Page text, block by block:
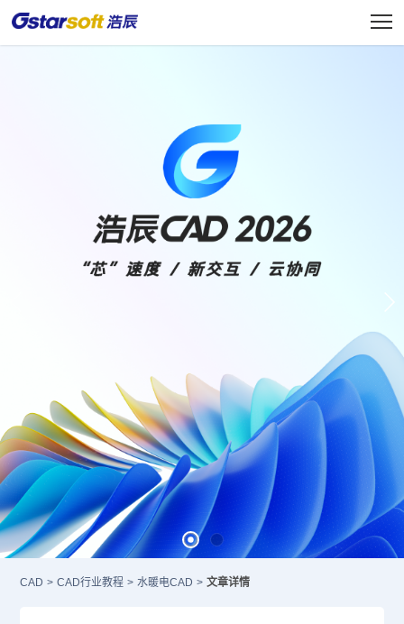
CAD > CAD行业教程 > 水暖电CAD > 文章详情